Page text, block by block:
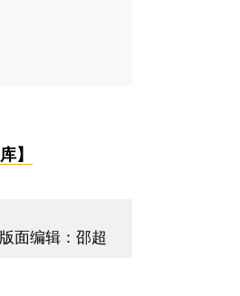
】
版面编辑：邵超